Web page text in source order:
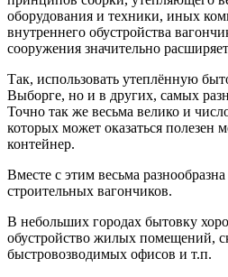
оборудования и техники, иных
внутреннего обустройства
сооружения значительно
Так, использовать утеплённую
Выборге, но и в других, самых
Точно так же весьма велико и
которых может оказаться полезен
контейнер.
Вместе с этим весьма
строительных вагончиков.
В небольших городах бытовку
обустройство жилых помещений,
быстровозводимых офисов и т.п.